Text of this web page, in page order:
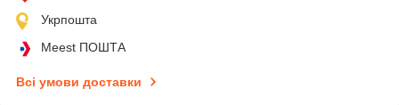
Укрпошта
Meest ПОШТА
Всі умови доставки